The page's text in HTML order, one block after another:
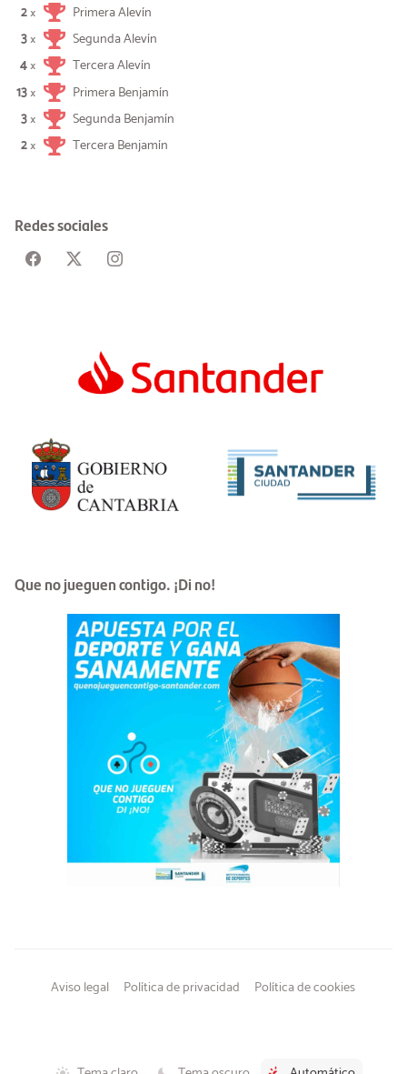
2×
Primera Alevín
3×
Segunda Alevín
4×
Tercera Alevín
13×
Primera Benjamín
3×
Segunda Benjamín
2× Tercera Benjamín
Redes sociales
Que no jueguen contigo. ¡Di no!
Aviso legal Política de privacidad Política de cookies